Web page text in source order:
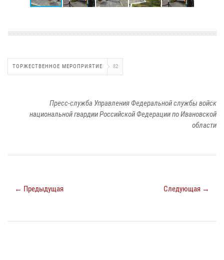
ТОРЖЕСТВЕННОЕ МЕРОПРИЯТИЕ 82
Пресс-служба Управления Федеральной службы войск
национальной гвардии Российской Федерации по Ивановской
области
← Предыдущая Следующая →